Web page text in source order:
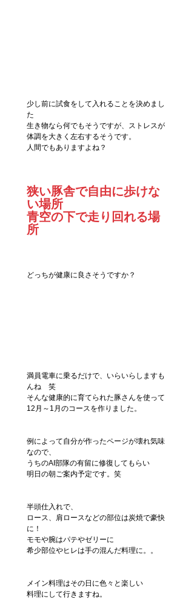
少し前に試食をして入れることを決めまし
た
生き物なら何でもそうですが、ストレスが
体調を大きく左右するそうです。
人間でもありますよね？
狭い豚舎で自由に歩けな
い場所
青空の下で走り回れる場
所
どっちが健康に良さそうですか？
満員電車に乗るだけで、いらいらしますも
んね　笑
そんな健康的に育てられた豚さんを使って
12月～1月のコースを作りました。
例によって自分が作ったページが壊れ気味
なので、
うちのAI部隊の有留に修復してもらい
明日の朝ご案内予定です。笑
半頭仕入れで、
ロース、肩ロースなどの部位は炭焼で豪快
に！
モモや腕はパテやゼリーに
希少部位やヒレは手の混んだ料理に。。
メイン料理はその日に色々と楽しい
料理にして行きますね。